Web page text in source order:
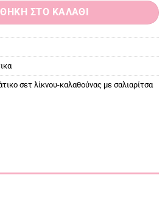
ΣΤΟ ΚΑΛΆΘΙ
σετ λίκνου-καλαθούνας με σαλιαρίτσα